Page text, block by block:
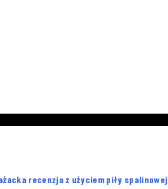
recenzja z użyciem piły spalinowej